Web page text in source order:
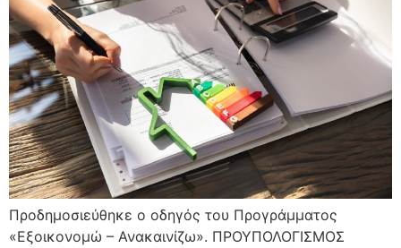
Προδημοσιεύθηκε ο οδηγός του Προγράμματος
«Εξοικονομώ – Ανακαινίζω». ΠΡΟΥΠΟΛΟΓΙΣΜΟΣ